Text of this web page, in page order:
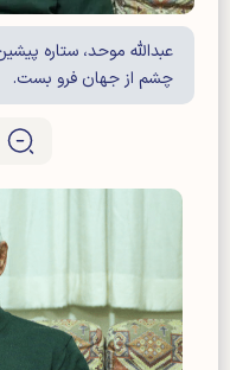
چشم از جهان فرو بست.